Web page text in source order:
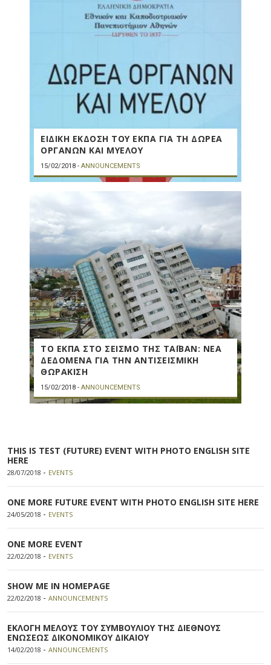
ΕΙΔΙΚΗ ΕΚΔΟΣΗ ΤΟΥ ΕΚΠΑ ΓΙΑ ΤΗ ΔΩΡΕΑ
ΟΡΓΑΝΩΝ ΚΑΙ ΜΥΕΛΟΥ
15/02/2018 - ANNOUNCEMENTS
ΤΟ ΕΚΠΑ ΣΤΟ ΣΕΙΣΜΟ ΤΗΣ ΤΑΪΒΑΝ: ΝΕΑ
ΔΕΔΟΜΕΝΑ ΓΙΑ ΤΗΝ ΑΝΤΙΣΕΙΣΜΙΚΗ
ΘΩΡΑΚΙΣΗ
15/02/2018 - ANNOUNCEMENTS
THIS IS TEST (FUTURE) EVENT WITH PHOTO ENGLISH SITE
HERE
28/07/2018 - EVENTS
ONE MORE FUTURE EVENT WITH PHOTO ENGLISH SITE HERE
24/05/2018 - EVENTS
ONE MORE EVENT
22/02/2018 - EVENTS
SHOW ME IN HOMEPAGE
22/02/2018 - ANNOUNCEMENTS
ΕΚΛΟΓΗ ΜΕΛΟΥΣ ΤΟΥ ΣΥΜΒΟΥΛΙΟΥ ΤΗΣ ΔΙΕΘΝΟΥΣ
ΕΝΩΣΕΩΣ ΔΙΚΟΝΟΜΙΚΟΥ ΔΙΚΑΙΟΥ
14/02/2018 - ANNOUNCEMENTS